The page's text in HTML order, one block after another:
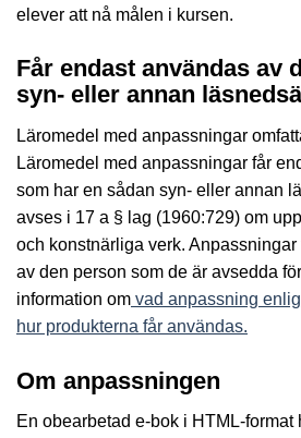
elever att nå målen i kursen.
Får endast användas av
syn- eller annan
Läromedel med anpassningar
Läromedel med anpassningar får
som har en sådan syn- eller annan
avses i 17 a § lag (1960:729) om
och konstnärliga verk.
av den person som de är avsedda
information om vad anpassning
hur produkterna får användas.
Om anpassningen
En obearbetad e-bok i HTML-format